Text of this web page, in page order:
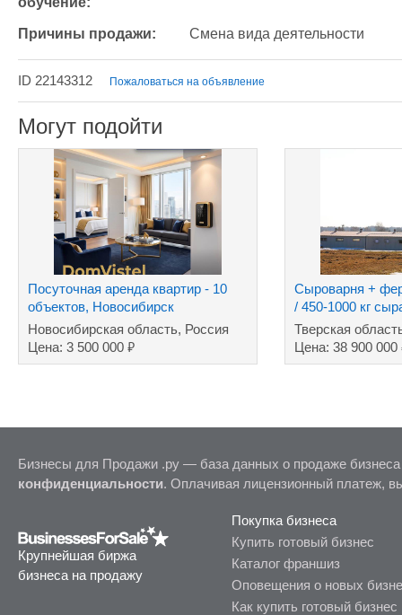
Причины продажи: Смена вида деятельности
ID 22143312 Пожаловаться на объявление
Могут подойти
Посуточная аренда квартир - 10
объектов, Новосибирск
Новосибирская область, Россия
Цена: 3 500 000 ₽
Сыроварня +
/ 450-1000 кг
Тверская
Цена: 38 900 000
Бизнесы для Продажи .ру — база данных о продаже
конфиденциальности. Оплачивая лицензионный платеж,
Крупнейшая биржа
бизнеса на продажу
Покупка бизнеса
Купить готовый бизнес
Каталог франшиз
Оповещения о новых
Как купить готовый бизнес